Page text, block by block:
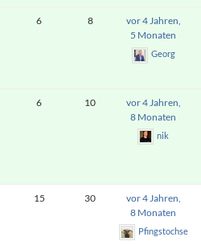
6 8
vor 4 Jahren,
5 Monaten
Georg
6 10
vor 4 Jahren,
8 Monaten
nik
15 30
vor 4 Jahren,
8 Monaten
Pfingstochse